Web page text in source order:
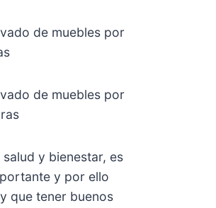
de muebles por
de muebles por
salud y bienestar, es
y por ello
que tener buenos